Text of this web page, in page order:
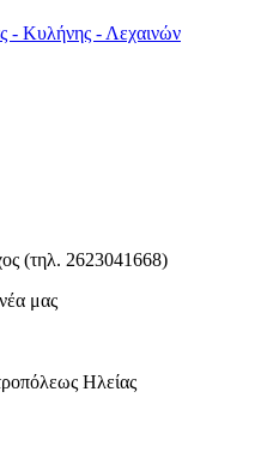
- Κυλήνης - Λεχαινών
(τηλ. 2623041668)
μας
Ηλείας